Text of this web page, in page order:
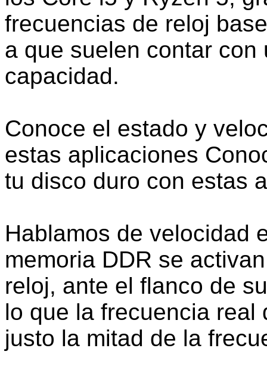
frecuencias de reloj
a que suelen contar
capacidad.
Conoce el estado y
estas aplicaciones
tu disco duro con estas
Hablamos de velocidad
memoria DDR se
reloj, ante el flanco de
lo que la frecuencia real
justo la mitad de la